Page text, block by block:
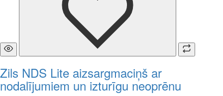
Zils NDS Lite aizsargmaciņš ar
nodalījumiem un izturīgu neoprēnu